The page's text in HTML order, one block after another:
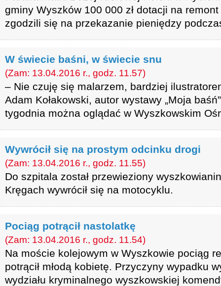
gminy Wyszków 100 000 zł dotacji na
zgodzili się na przekazanie pieniędzy
W świecie baśni, w świecie snu
(Zam: 13.04.2016 r., godz. 11.57)
– Nie czuję się malarzem, bardziej
Adam Kołakowski, autor wystawy „Moja
tygodnia można oglądać w Wyszkowskim
Wywrócił się na prostym odcinku drogi
(Zam: 13.04.2016 r., godz. 11.55)
Do szpitala został przewieziony
Kręgach wywrócił się na motocyklu.
Pociąg potrącił nastolatkę
(Zam: 13.04.2016 r., godz. 11.54)
Na moście kolejowym w Wyszkowie pociąg
potrącił młodą kobietę. Przyczyny wypadku
wydziału kryminalnego wyszkowskiej